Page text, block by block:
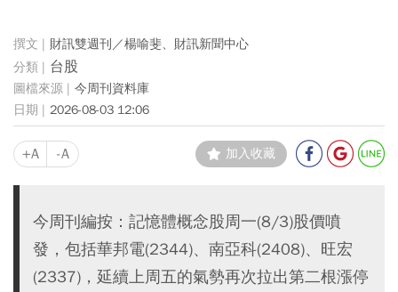
財訊雙週刊／楊喻斐、財訊新聞中心
台股
今周刊資料庫
2026-08-03 12:06
+A -A 加入收藏
今周刊編按：記憶體概念股周一(8/3)股價噴
發，包括華邦電(2344)、南亞科(2408)、旺宏
(2337)，延續上周五的氣勢再次拉出第二根漲停